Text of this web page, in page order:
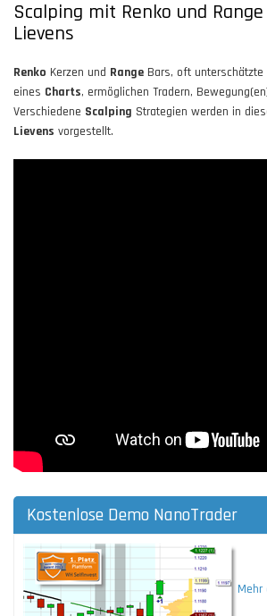
Scalping mit Renko und
Lievens
Renko Kerzen und Range Bars, oft
eines Charts, ermöglichen Tradern,
Verschiedene Scalping Strategien werden in
Lievens vorgestellt.
Kostenlose Demo NanoTrader
Mehr